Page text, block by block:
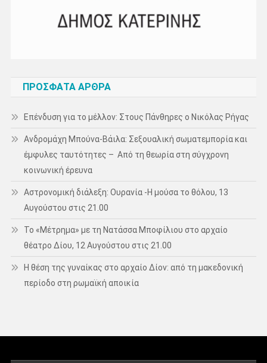
ΠΡΌΣΦΑΤΑ ΆΡΘΡΑ
Επένδυση για το μέλλον: Στους Πάνθηρες ο Νικόλας Ρήγας
Ανδρομάχη Μπούνα-Βάιλα: Σεξουαλική σωματεμπορία και
έμφυλες ταυτότητες – Από τη θεωρία στη σύγχρονη
κοινωνική έρευνα
Αστρονομική διάλεξη: Ουρανία -Η μούσα το θόλου, 13
Αυγούστου στις 21.00
Το «Μέτρημα» με τη Νατάσσα Μποφίλιου στο αρχαίο
θέατρο Δίου, 12 Αυγούστου στις 21.00
Η θέση της γυναίκας στο αρχαίο Δίον: από τη μακεδονική
περίοδο στη ρωμαϊκή αποικία